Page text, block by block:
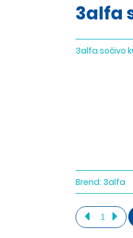
3alfa
3alfa sočivo
Brend: 3alfa